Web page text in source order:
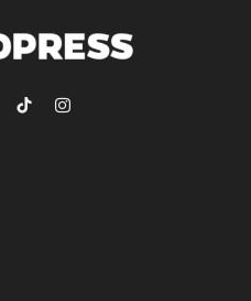
TikTokInstagram